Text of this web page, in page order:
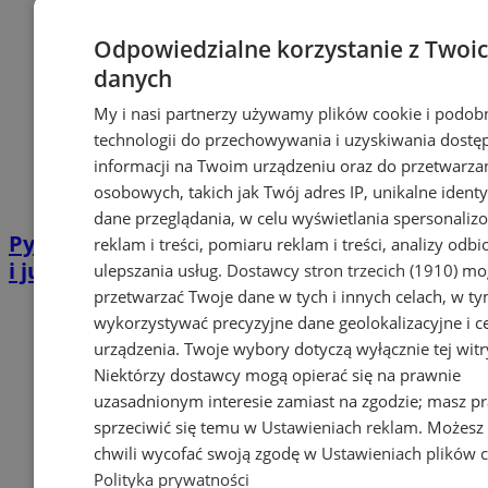
Pyskowice zapraszają na "Rozmowy na dziś
i jutro" – kolejne spotkanie już 19 stycznia
Odpowiedzialne korzystanie z
danych
My i nasi partnerzy używamy plików cookie i
technologii do przechowywania i uzyskiwania
informacji na Twoim urządzeniu oraz do
osobowych, takich jak Twój adres IP, unikalne
dane przeglądania, w celu wyświetlania
reklam i treści, pomiaru reklam i treści, analizy
ulepszania usług. Dostawcy stron trzecich (1910)
przetwarzać Twoje dane w tych i innych celach, w
wykorzystywać precyzyjne dane geolokalizacyjne i
urządzenia. Twoje wybory dotyczą wyłącznie tej
Niektórzy dostawcy mogą opierać się na prawnie
uzasadnionym interesie zamiast na zgodzie; masz
sprzeciwić się temu w Ustawieniach reklam.
chwili wycofać swoją zgodę w Ustawieniach plików
Polityka prywatności